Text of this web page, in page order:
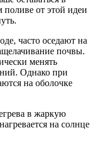
от этой идеи
часто оседают на
почвы.
менять
Однако при
на оболочке
в жаркую
на солнце